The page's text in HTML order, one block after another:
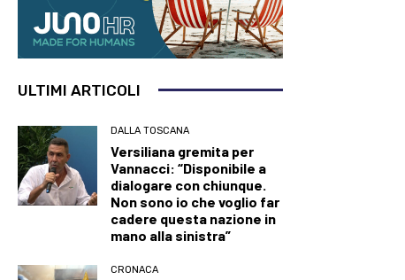
ULTIMI ARTICOLI
DALLA TOSCANA
Versiliana gremita per
Vannacci: “Disponibile a
dialogare con chiunque.
Non sono io che voglio far
cadere questa nazione in
mano alla sinistra”
CRONACA